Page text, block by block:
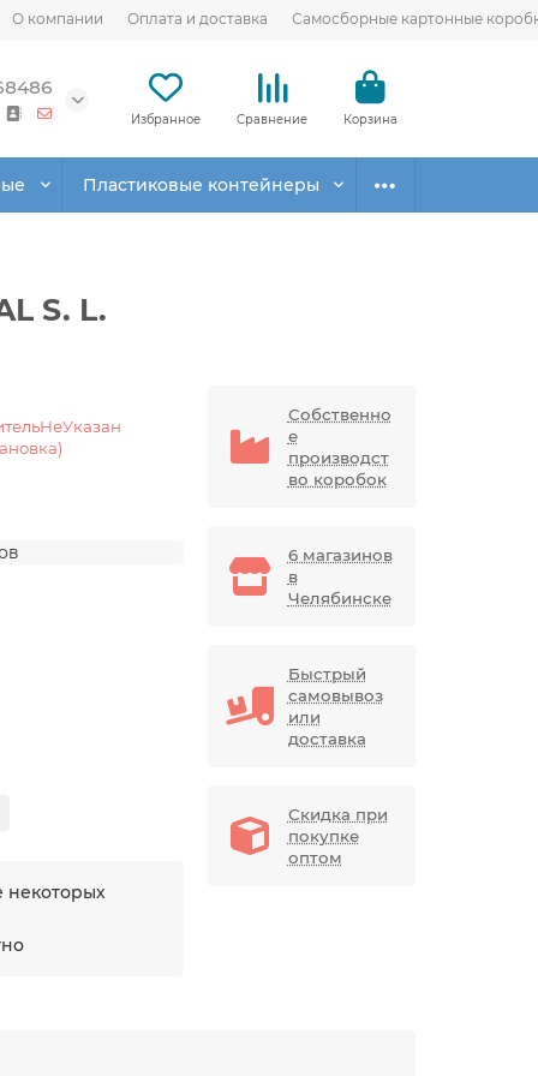
О компании Оплата и доставка Самосборные картонные
Избранное Сравнение Корзина
Пластиковые контейнеры
S. L.
некоторых
Собственно
е
производст
во коробок
6 магазинов
в
Челябинске
Быстрый
самовывоз
или
доставка
Скидка при
покупке
оптом